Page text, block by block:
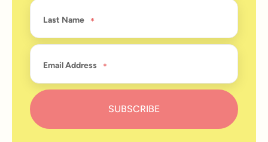
Last Name
Email Address